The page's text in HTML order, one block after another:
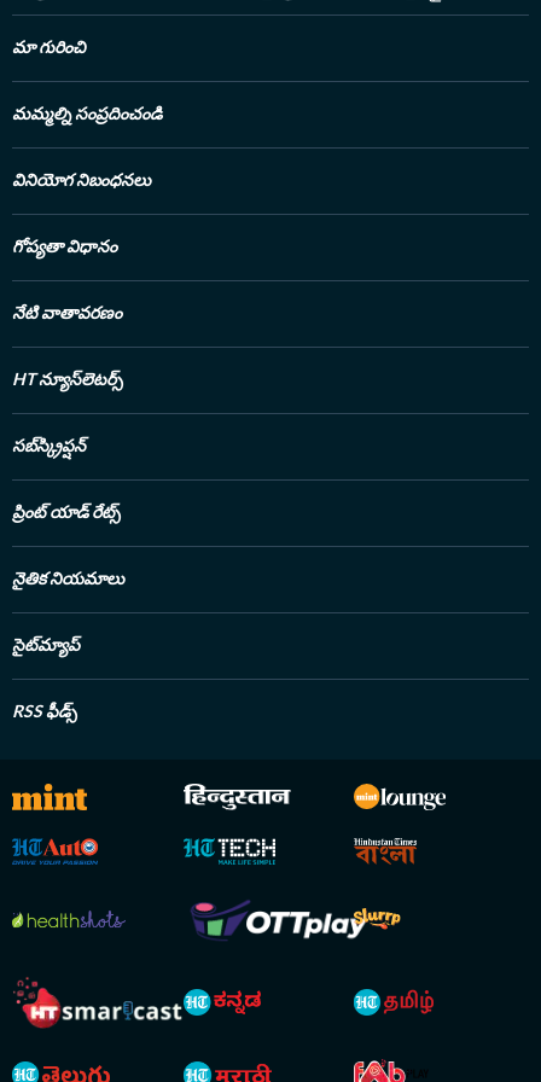
సంబంధించిన ఈటీవీ
జర్నలిస్టులకు
చేస్తున్న సంస్థలో
అవార్డులు
నిదర్శనం.హైదరాబాద్
కమ్యూనికేషన్ లో పీజీ
యూనివర్శిటీ క్యాంపస్
మా గురించి
మమ్మల్ని సంప్రదించండి
వినియోగ నిబంధనలు
గోప్యతా విధానం
నేటి వాతావరణం
HT న్యూస్‌లెటర్స్
సబ్‌స్క్రిప్షన్
ప్రింట్ యాడ్ రేట్స్
నైతిక నియమాలు
సైట్‌మ్యాప్
RSS ఫీడ్స్